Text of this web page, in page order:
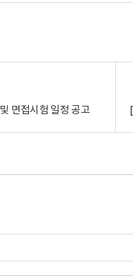
면접시험 일정 공고